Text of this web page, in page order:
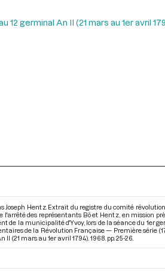
12 germinal An II (21 mars au 1er avril
Joseph Hentz. Extrait du registre du comité
l'arrêté des représentants Bô et Hentz, en mission
de la municipalité d'Yvoy, lors de la séance du 1er
de la Révolution Française — Première série
II (21 mars au 1er avril 1794) . 1968. pp. 25-26.